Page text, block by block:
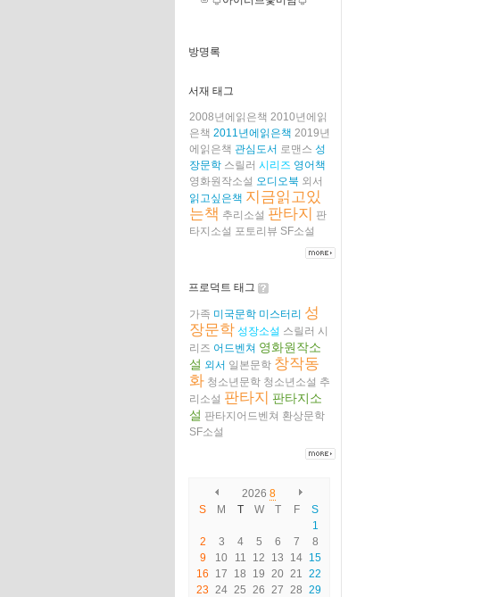
방명록
서재 태그
2008년에읽은책 2010년에읽
은책 2011년에읽은책 2019년
에읽은책 관심도서 로맨스 성
장문학 스릴러 시리즈 영어책
영화원작소설 오디오북 외서
읽고싶은책 지금읽고있
는책 추리소설 판타지 판
타지소설 포토리뷰 SF소설
프로덕트 태그
가족 미국문학 미스터리 성
장문학 성장소설 스릴러 시
리즈 어드벤쳐 영화원작소
설 외서 일본문학 창작동
화 청소년문학 청소년소설 추
리소설 판타지 판타지소
설 판타지어드벤쳐 환상문학
SF소설
2026 8
S
M T W T F
S
1
2
3 4 5 6 7
8
9
10 11 12 13 14 15
16
17 18 19 20 21 22
23 24 25 26 27 28 29